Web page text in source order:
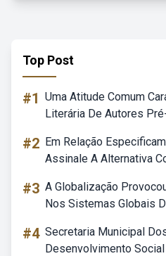
Top Post
#1 Uma Atitude Comum
Literária De Autores
#2 Em Relação
Assinale A Alternativa
#3 A Globalização
Nos Sistemas Globais
#4 Secretaria Municipal
Desenvolvimento